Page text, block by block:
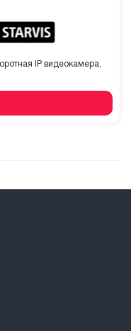
IP видеокамера,